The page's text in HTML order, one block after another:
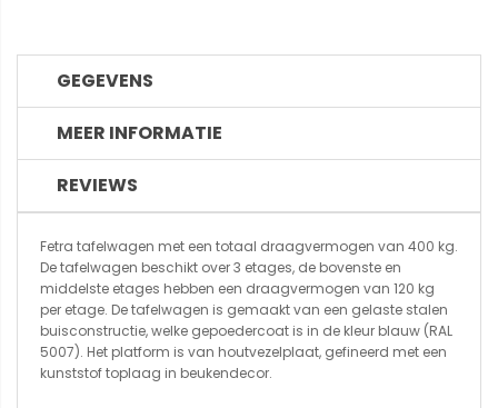
GEGEVENS
MEER INFORMATIE
REVIEWS
Fetra tafelwagen met een totaal draagvermogen van 400 kg.
De tafelwagen beschikt over 3 etages, de bovenste en
middelste etages hebben een draagvermogen van 120 kg
per etage. De tafelwagen is gemaakt van een gelaste stalen
buisconstructie, welke gepoedercoat is in de kleur blauw (RAL
5007). Het platform is van houtvezelplaat, gefineerd met een
kunststof toplaag in beukendecor.